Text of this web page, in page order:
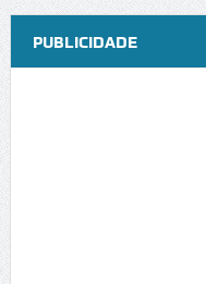
PUBLICIDADE